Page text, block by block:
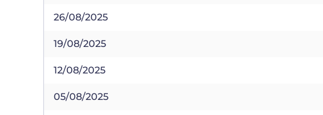
26/08/2025
19/08/2025
12/08/2025
05/08/2025